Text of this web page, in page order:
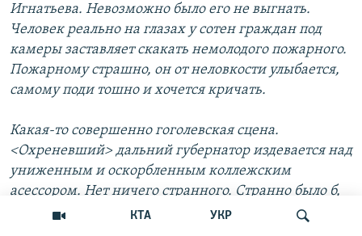
КТА УКР
Игнатьева. Невозможно было его не выгнать.
Человек реально на глазах у сотен граждан под
камеры заставляет скакать немолодого пожарного.
Пожарному страшно, он от неловкости улыбается,
самому поди тошно и хочется кричать.
Какая-то совершенно гоголевская сцена.
<Охреневший> дальний губернатор издевается над
униженным и оскорбленным коллежским
асессором. Нет ничего странного. Странно было б,
если б система начала его защищать: мол, вырвано